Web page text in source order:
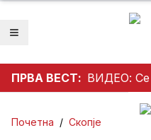
Отвори мени
ПРВА ВЕСТ:
Почетна / Скопје